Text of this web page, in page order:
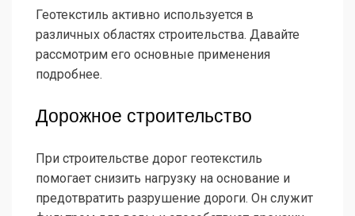
Геотекстиль активно используется в
различных областях строительства. Давайте
рассмотрим его основные применения
подробнее.
Дорожное строительство
При строительстве дорог геотекстиль
помогает снизить нагрузку на основание и
предотвратить разрушение дороги. Он служит